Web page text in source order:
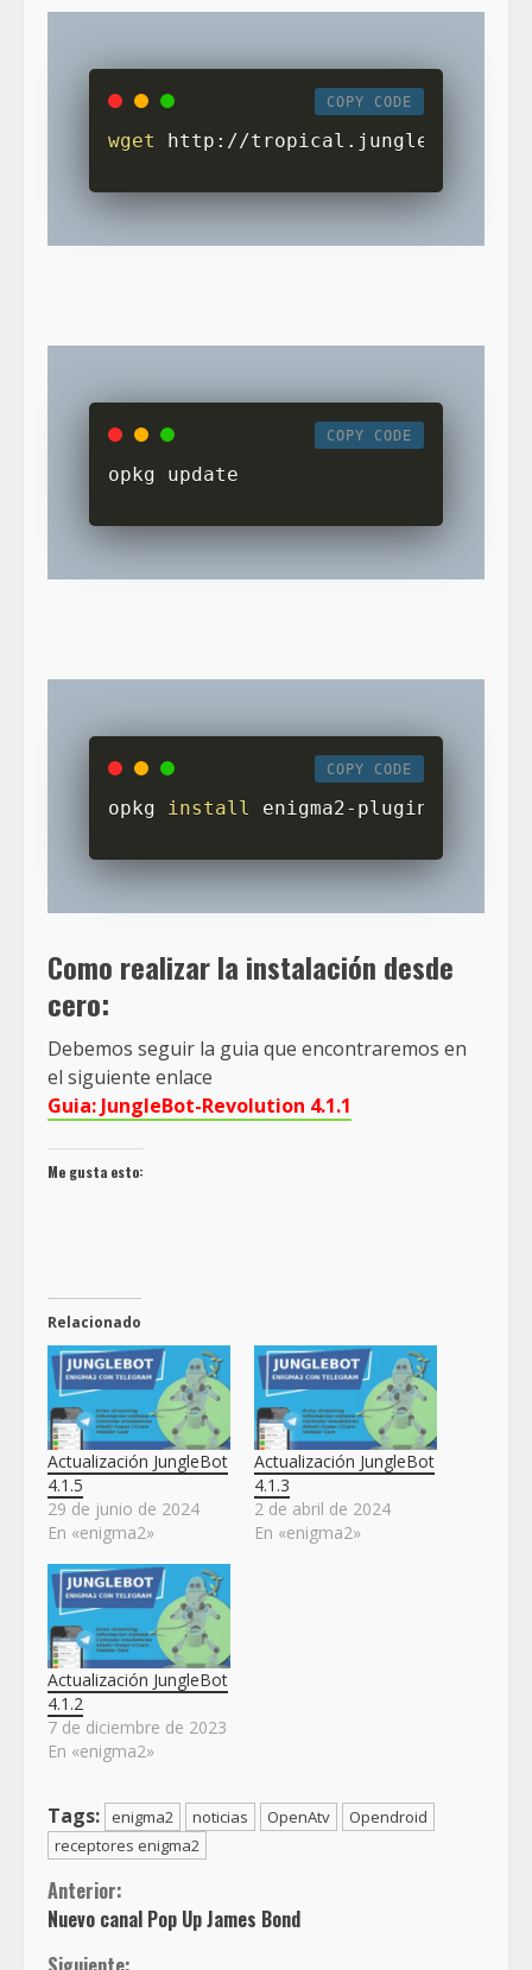
COPY CODE
wget http://tropical.jungle-
COPY CODE
opkg update
COPY CODE
opkg install enigma2-plugin-
Como realizar la instalación desde
cero:
Debemos seguir la guia que encontraremos en
el siguiente enlace
Guia: JungleBot-Revolution 4.1.1
Me gusta esto:
Relacionado
Actualización JungleBot
4.1.5
29 de junio de 2024
En «enigma2»
Actualización JungleBot
4.1.3
2 de abril de 2024
En «enigma2»
Actualización JungleBot
4.1.2
7 de diciembre de 2023
En «enigma2»
Tags: enigma2 noticias OpenAtv
Opendroid
receptores enigma2
Sigue
leyendo
Anterior:
Nuevo canal Pop Up James Bond